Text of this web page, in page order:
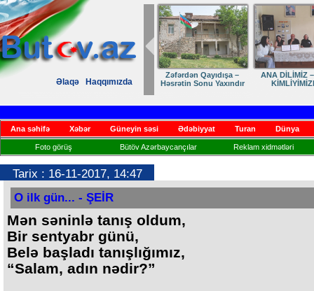
Əlaqə Haqqımızda
Zəfərdən Qayıdışa –
Həsrətin Sonu Yaxındır
ANA DİLİMİZ
Ana səhifə Xəbər Güneyin səsi Ədəbiyyat Turan Dünya
Foto görüş Bütöv Azərbaycançılar Reklam xidmətləri
Tarix : 16-11-2017, 14:47
O ilk gün... - ŞEİR
Mən səninlə tanış oldum,
Bir sentyabr günü,
Belə başladı tanışlığımız,
“Salam, adın nədir?”